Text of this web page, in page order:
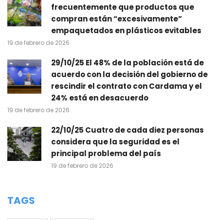
frecuentemente que productos que
compran están “excesivamente”
empaquetados en plásticos evitables
19 de febrero de 2026
29/10/25 El 48% de la población está de
acuerdo con la decisión del gobierno de
rescindir el contrato con Cardama y el
24% está en desacuerdo
19 de febrero de 2026
22/10/25 Cuatro de cada diez personas
considera que la seguridad es el
principal problema del país
19 de febrero de 2026
TAGS